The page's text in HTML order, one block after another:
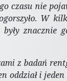
czasu nie
W
znacznie
z badań
oddział i